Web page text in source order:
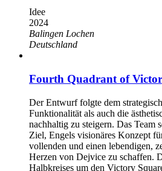
Idee
2024
Balingen Lochen
Deutschland
Fourth Quadrant of
Der Entwurf folgte dem
Funktionalität als auch die
nachhaltig zu steigern. Das Team
Ziel, Engels visionäres Konzept
vollenden und einen lebendigen,
Herzen von Dejvice zu schaffen.
Halbkreises um den Victory